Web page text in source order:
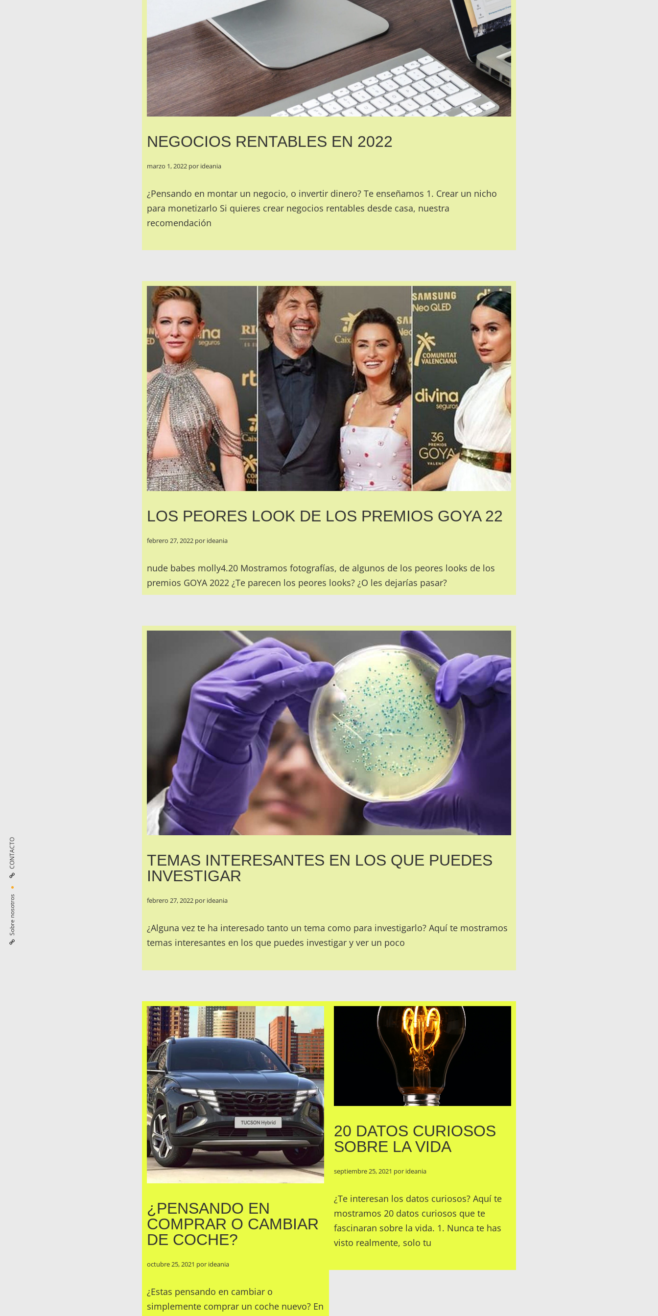
Sobre nosotros
CONTACTO
NEGOCIOS RENTABLES EN 2022
marzo 1, 2022 por ideania
¿Pensando en montar un negocio, o invertir dinero? Te enseñamos 1. Crear un nicho
para monetizarlo Si quieres crear negocios rentables desde casa, nuestra
recomendación
LOS PEORES LOOK DE LOS PREMIOS GOYA 22
febrero 27, 2022 por ideania
nude babes molly4.20 Mostramos fotografías, de algunos de los peores looks de los
premios GOYA 2022 ¿Te parecen los peores looks? ¿O les dejarías pasar?
TEMAS INTERESANTES EN LOS QUE PUEDES
INVESTIGAR
febrero 27, 2022 por ideania
¿Alguna vez te ha interesado tanto un tema como para investigarlo? Aquí te mostramos
temas interesantes en los que puedes investigar y ver un poco
¿PENSANDO EN
COMPRAR O CAMBIAR
DE COCHE?
octubre 25, 2021 por ideania
¿Estas pensando en cambiar o
simplemente comprar un coche nuevo? En
20 DATOS CURIOSOS
SOBRE LA VIDA
septiembre 25, 2021 por ideania
¿Te interesan los datos curiosos? Aquí te
mostramos 20 datos curiosos que te
fascinaran sobre la vida. 1. Nunca te has
visto realmente, solo tu